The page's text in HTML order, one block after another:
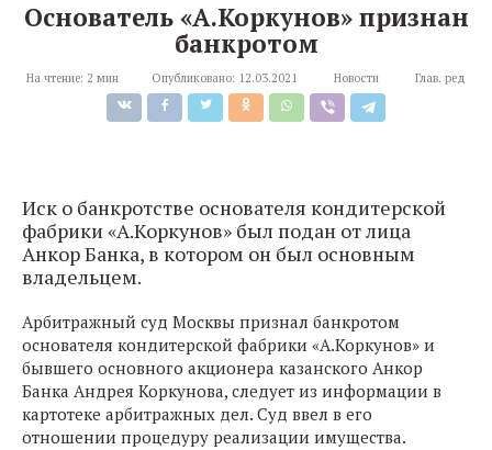
Основатель «А.Коркунов» признан
банкротом
На чтение: 2 мин Опубликовано: 12.03.2021 Новости Глав. ред
Иск о банкротстве основателя кондитерской
фабрики «А.Коркунов» был подан от лица
Анкор Банка, в котором он был основным
владельцем.
Арбитражный суд Москвы признал банкротом
основателя кондитерской фабрики «А.Коркунов» и
бывшего основного акционера казанского Анкор
Банка Андрея Коркунова, следует из информации в
картотеке арбитражных дел. Суд ввел в его
отношении процедуру реализации имущества.